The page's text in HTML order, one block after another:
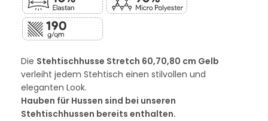
Die Stehtischhusse Stretch 60,70,80 cm Gelb
verleiht jedem Stehtisch einen stilvollen und
eleganten Look.
Hauben für Hussen sind bei unseren
Stehtischhussen bereits enthalten.